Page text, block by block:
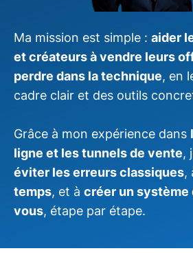
Ma mission est simple : aider
et créateurs à vendre leurs
perdre dans la technique, en
cadre clair et des outils
Grâce à mon expérience dans
ligne et les tunnels de vente,
éviter les erreurs classiques,
temps, et à créer un système
vous, étape par étape.